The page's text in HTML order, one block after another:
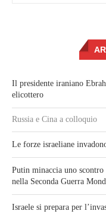
Il presidente iraniano
elicottero
Russia e Cina a colloquio
Le forze israeliane
Putin minaccia uno
nella Seconda Guerra
Israele si prepara per